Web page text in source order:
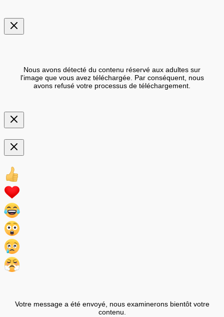
Nous avons détecté du contenu réservé aux adultes sur
l'image que vous avez téléchargée. Par conséquent, nous
avons refusé votre processus de téléchargement.
Votre message a été envoyé, nous examinerons bientôt votre
contenu.